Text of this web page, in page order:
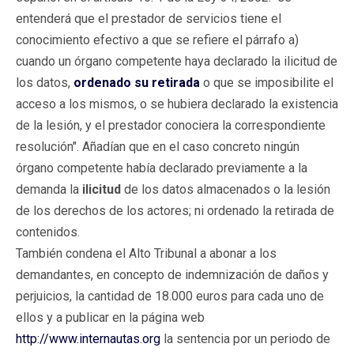
entenderá que el prestador de servicios tiene el
conocimiento efectivo a que se refiere el párrafo a)
cuando un órgano competente haya declarado la ilicitud de
los datos, ordenado su retirada o que se imposibilite el
acceso a los mismos, o se hubiera declarado la existencia
de la lesión, y el prestador conociera la correspondiente
resolución". Añadían que en el caso concreto ningún
órgano competente había declarado previamente a la
demanda la ilicitud de los datos almacenados o la lesión
de los derechos de los actores; ni ordenado la retirada de
contenidos.
También condena el Alto Tribunal a abonar a los
demandantes, en concepto de indemnización de daños y
perjuicios, la cantidad de 18.000 euros para cada uno de
ellos y a publicar en la página web
http://www.internautas.org la sentencia por un periodo de